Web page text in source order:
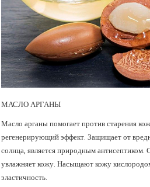
МАСЛО АРГАНЫ
Масло арганы помогает против старения
регенерирующий эффект. Защищает от
солнца, является природным антисептиком.
увлажняет кожу. Насыщают кожу
эластичность.